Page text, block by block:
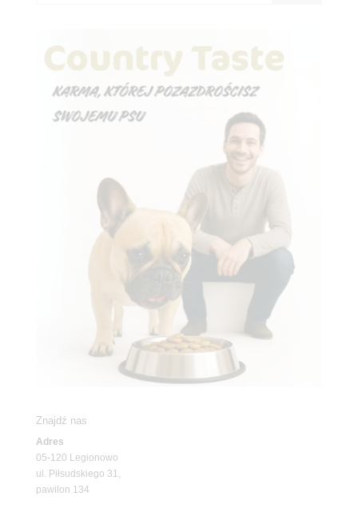
Znajdź nas
Adres
05-120 Legionowo
ul. Piłsudskiego 31,
pawilon 134